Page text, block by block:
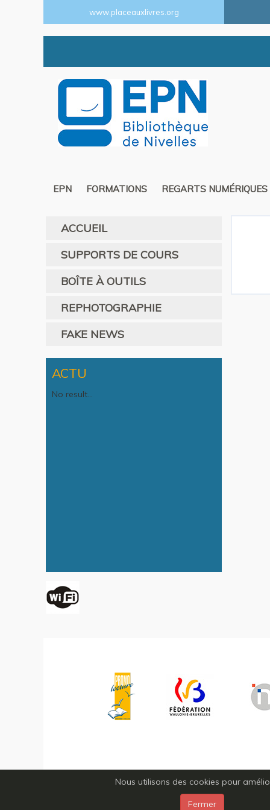
www.placeauxlivres.org
EPN FORMATIONS REGARTS NUMÉRIQUES
ACCUEIL
SUPPORTS DE COURS
BOÎTE À OUTILS
REPHOTOGRAPHIE
FAKE NEWS
ACTU
No result...
Nous utilisons des cookies pour
Fermer